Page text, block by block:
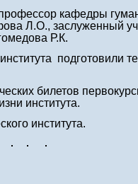
кафедры
Л.О., заслуженный
Р.К.
подготовили
билетов
института.
института.